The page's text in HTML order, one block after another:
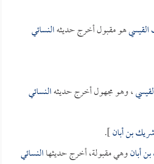
هو مقبول أخرج حديثهالنسائي
، وهو مجهول أخرج حديثهالنسائي
بن أبان].
أبانوهي مقبولة، أخرج حديثهاالنسائي